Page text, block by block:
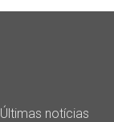
Últimas notícias